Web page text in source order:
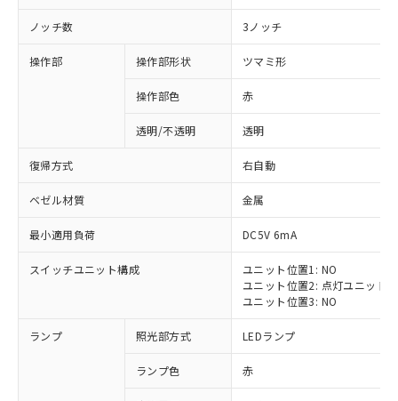
ノッチ数 3ノッチ
操作部 操作部形状 ツマミ形
操作部色 赤
透明/不透明 透明
復帰方式 右自動
ベゼル材質 金属
最小適用負荷 DC5V 6mA
スイッチユニット構成
ユニット位置1: NO
ユニット位置2: 点灯ユニット
ユニット位置3: NO
ランプ 照光部方式 LEDランプ
ランプ色 赤